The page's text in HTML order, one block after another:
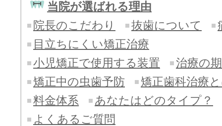
当院が選ばれる理由
院長のこだわり
抜歯について
目立ちにくい矯正治療
小児矯正で使用する装置
治療の
矯正中の虫歯予防
矯正歯科治療
料金体系
あなたはどのタイプ？
よくあるご質問